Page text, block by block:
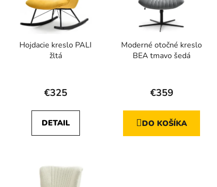
Hojdacie kreslo PALI
žltá
€325
DETAIL
Moderné otočné kreslo
BEA tmavo šedá
€359
DO KOŠÍKA